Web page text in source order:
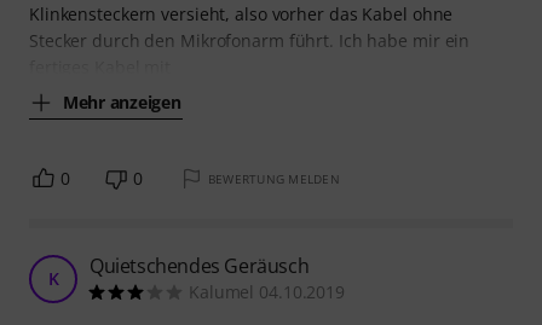
Klinkensteckern versieht, also vorher das Kabel ohne
Stecker durch den Mikrofonarm führt. Ich habe mir ein
Mehr anzeigen
0 0 BEWERTUNG MELDEN
K Quietschendes Geräusch
Kalumel 04.10.2019